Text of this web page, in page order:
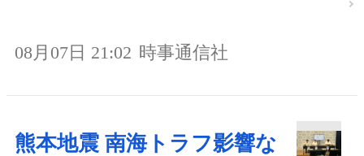
08月07日 21:02 時事通信社
熊本地震 南海トラフ影響な